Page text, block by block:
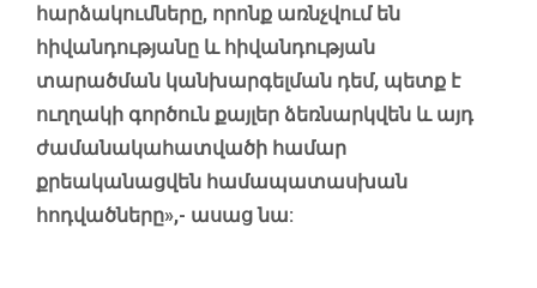
հարձակումները, որոնք առնչվում են
հիվանդությանը և հիվանդության
տարածման կանխարգելման դեմ, պետք է
ուղղակի գործուն քայլեր ձեռնարկվեն և այդ
ժամանակահատվածի համար
քրեականացվեն համապատասխան
հոդվածները»,- ասաց նա: